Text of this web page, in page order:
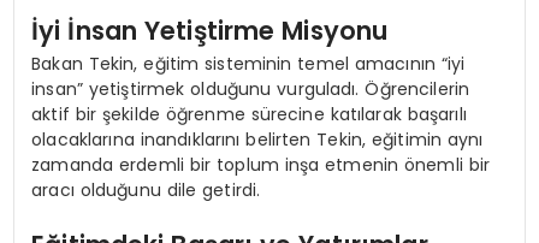
İyi İnsan Yetiştirme Misyonu
Bakan Tekin, eğitim sisteminin temel amacının “iyi
insan” yetiştirmek olduğunu vurguladı. Öğrencilerin
aktif bir şekilde öğrenme sürecine katılarak başarılı
olacaklarına inandıklarını belirten Tekin, eğitimin aynı
zamanda erdemli bir toplum inşa etmenin önemli bir
aracı olduğunu dile getirdi.